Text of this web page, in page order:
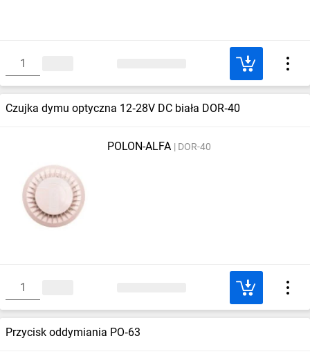
Czujka dymu optyczna 12‑28V DC biała DOR‑40
POLON-ALFA DOR-40
Przycisk oddymiania PO‑63